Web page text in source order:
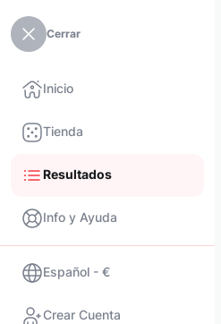
Cerrar
Inicio
Tienda
Resultados
Info y Ayuda
Español - €
Crear Cuenta